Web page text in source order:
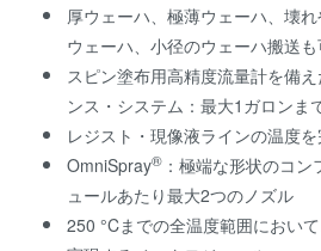
厚ウェーハ、極薄ウェーハ、壊
ウェーハ、小径のウェーハ搬送
スピン塗布用高精度流量計を備
ンス・システム：最大1ガロンま
レジスト・現像液ラインの温度
OmniSpray® ：極端な形状のコ
ュールあたり最大2つのノズル
250 °Cまでの全温度範囲におい